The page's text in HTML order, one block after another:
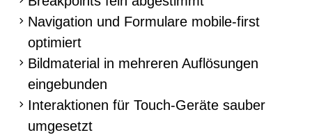
Navigation und Formulare mobile-first
optimiert
Bildmaterial in mehreren Auflösungen
eingebunden
Interaktionen für Touch-Geräte sauber
umgesetzt